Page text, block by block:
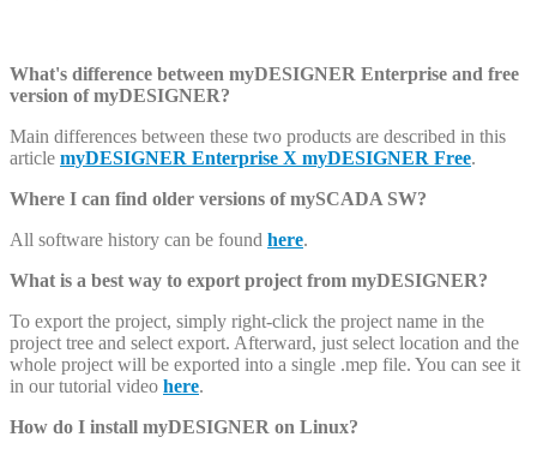
What's difference between myDESIGNER Enterprise and free
version of myDESIGNER?
Main differences between these two products are described in this
article myDESIGNER Enterprise X myDESIGNER Free.
Where I can find older versions of mySCADA SW?
All software history can be found here.
What is a best way to export project from myDESIGNER?
To export the project, simply right-click the project name in the
project tree and select export. Afterward, just select location and the
whole project will be exported into a single .mep file. You can see it
in our tutorial video here.
How do I install myDESIGNER on Linux?